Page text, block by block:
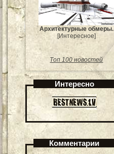
Архитектурные обмеры.
[Интересное]
Топ 100 новостей
Интересно
Комментарии